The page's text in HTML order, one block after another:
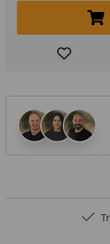
Produkt